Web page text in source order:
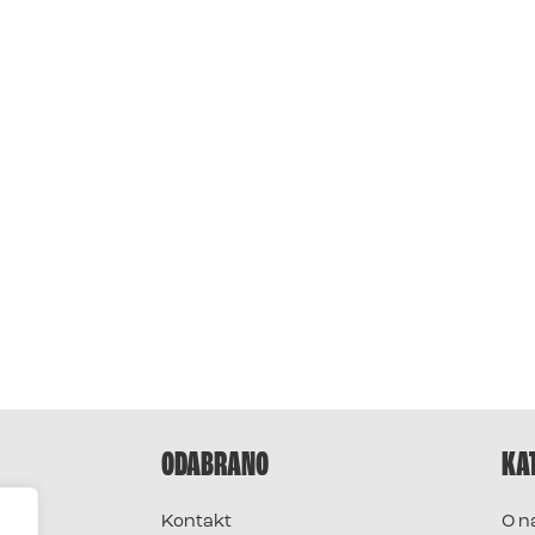
ODABRANO
Kontakt O